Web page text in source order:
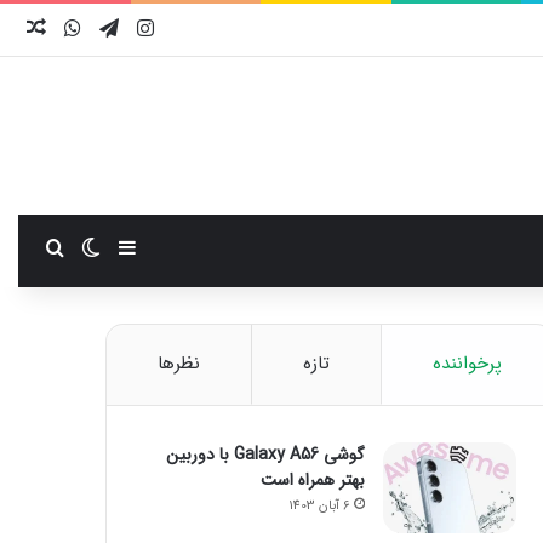
اینستاگرام
تلگرام واتس
سایدبارتغییر
پرخواننده تازه نظرها
گوشی Galaxy A56 با دوربین
بهتر همراه است
6 آبان 1403